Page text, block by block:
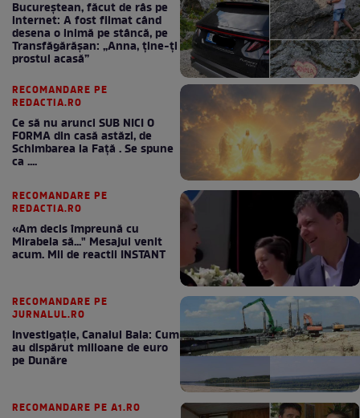
Bucureștean, făcut de râs pe
internet: A fost filmat când
desena o inimă pe stâncă, pe
Transfăgărășan: „Anna, ține-ți
prostul acasă”
RECOMANDARE PE
REDACTIA.RO
Ce să nu arunci SUB NICI O
FORMA din casă astăzi, de
Schimbarea la Față . Se spune
ca ....
RECOMANDARE PE
REDACTIA.RO
«Am decis împreună cu
Mirabela să..." Mesajul venit
acum. Mii de reactii INSTANT
RECOMANDARE PE
JURNALUL.RO
Investigație, Canalul Bala: Cum
au dispărut milioane de euro
pe Dunăre
RECOMANDARE PE A1.RO